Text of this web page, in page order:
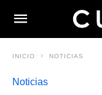
INICIO NOTICIAS
Noticias